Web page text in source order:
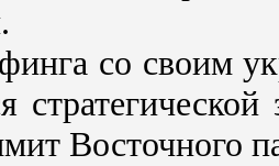
со своим
Восточного